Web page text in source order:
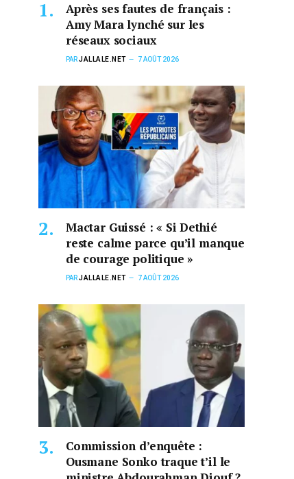
Après ses fautes de français :
Amy Mara lynché sur les
réseaux sociaux
PARJALLALE.NET 7 AOÛT 2026
Mactar Guissé : « Si Dethié
reste calme parce qu’il manque
de courage politique »
PARJALLALE.NET 7 AOÛT 2026
Commission d’enquête :
Ousmane Sonko traque t’il le